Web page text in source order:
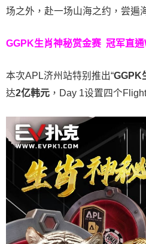
场之外，赴一场山海之约，尝遍
GGPK生肖神秘赏金赛 冠军直
本次APL济州站特别推出“GGPK
达2亿韩元 ，Day 1设置四个